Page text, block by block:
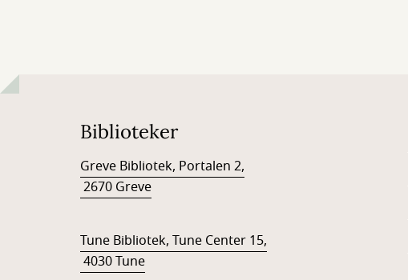
Biblioteker
Greve Bibliotek, Portalen 2,
2670 Greve
Tune Bibliotek, Tune Center 15,
4030 Tune